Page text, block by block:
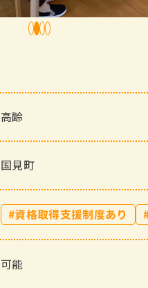
1 234
高齢
国見町
資格取得支援制度あり
可能